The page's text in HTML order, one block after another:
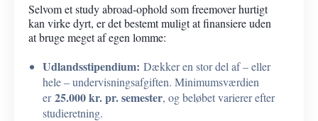
Selvom et study abroad-ophold som freemover hurtigt
kan virke dyrt, er det bestemt muligt at finansiere uden
at bruge meget af egen lomme:
Udlandsstipendium: Dækker en stor del af – eller
hele – undervisningsafgiften. Minimumsværdien
er25.000 kr. pr. semester, og beløbet varierer efter
studieretning.